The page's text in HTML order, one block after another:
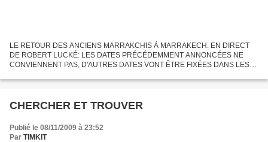
LE RETOUR DES ANCIENS MARRAKCHIS À MARRAKECH. EN DIRECT
DE ROBERT LUCKÉ: LES DATES PRÉCÉDEMMENT ANNONCÉES NE
CONVIENNENT PAS, D'AUTRES DATES VONT ÊTRE FIXÉES DANS LES
QUE LES TARIFS D'HÉBERGEMENT...
CHERCHER ET TROUVER
Publié le 08/11/2009 à 23:52
Par TIMKIT